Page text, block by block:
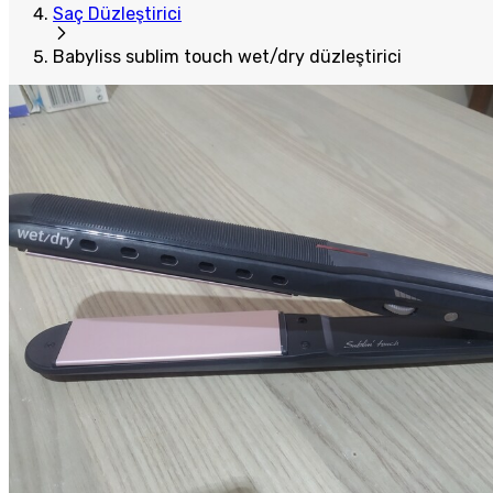
Saç Düzleştirici
Babyliss sublim touch wet/dry düzleştirici